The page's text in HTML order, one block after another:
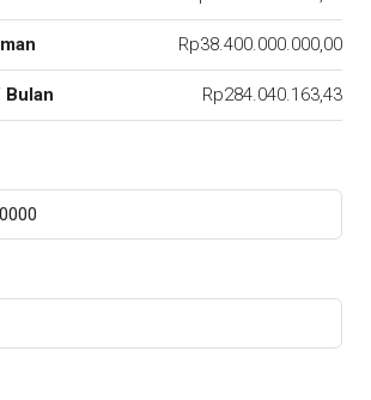
Rp38.400.000.000,00
Bulan Rp284.040.163,43